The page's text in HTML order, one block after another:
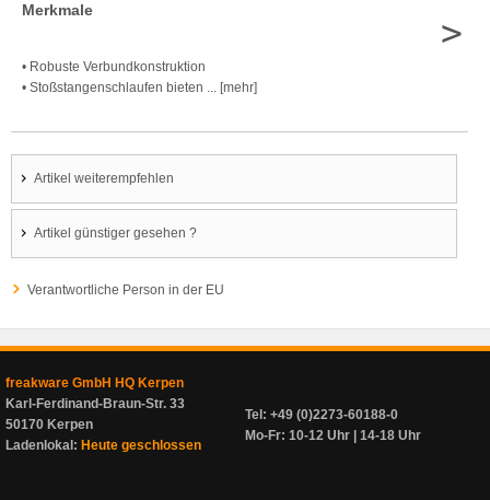
Merkmale
• Robuste Verbundkonstruktion
• Stoßstangenschlaufen bieten ... [mehr]
>
Artikel weiterempfehlen
Artikel günstiger gesehen ?
Verantwortliche Person in der EU
freakware GmbH HQ Kerpen
Karl-Ferdinand-Braun-Str. 33
50170 Kerpen
Ladenlokal: Heute geschlossen
Tel: +49 (0)2273-60188-0
Mo-Fr: 10-12 Uhr | 14-18 Uhr